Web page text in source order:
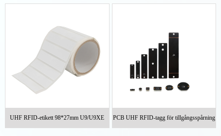
UHF RFID-etikett 98*27mm U9/U9XE PCB UHF RFID-tagg för tillgångsspårning